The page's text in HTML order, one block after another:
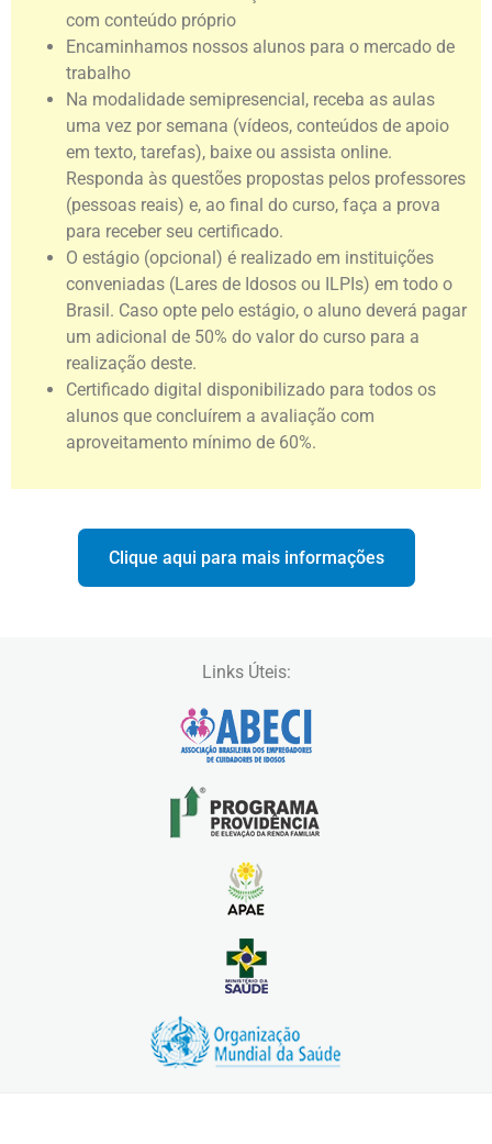
com conteúdo próprio
Encaminhamos nossos alunos para o mercado de
trabalho
Na modalidade semipresencial, receba as aulas
uma vez por semana (vídeos, conteúdos de apoio
em texto, tarefas), baixe ou assista online.
Responda às questões propostas pelos professores
(pessoas reais) e, ao final do curso, faça a prova
para receber seu certificado.
O estágio (opcional) é realizado em instituições
conveniadas (Lares de Idosos ou ILPIs) em todo o
Brasil. Caso opte pelo estágio, o aluno deverá pagar
um adicional de 50% do valor do curso para a
realização deste.
Certificado digital disponibilizado para todos os
alunos que concluírem a avaliação com
aproveitamento mínimo de 60%.
Clique aqui para mais informações
Links Úteis: